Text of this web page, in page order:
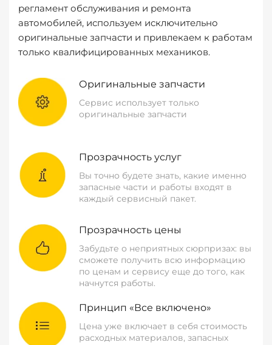
регламент обслуживания и ремонта
автомобилей, используем исключительно
оригинальные запчасти и привлекаем к работам
только квалифицированных механиков.
Оригинальные запчасти
Сервис использует только
оригинальные запчасти
Прозрачность услуг
Вы точно будете знать, какие именно
запасные части и работы входят в
каждый сервисный пакет.
Прозрачность цены
Забудьте о неприятных сюрпризах: вы
сможете получить всю информацию
по ценам и сервису еще до того, как
начнутся работы.
Принцип «Все включено»
Цена уже включает в себя стоимость
расходных материалов, запасных